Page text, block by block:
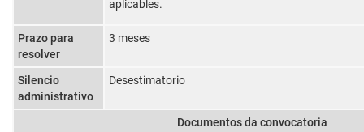
aplicables.
Prazo para
resolver
3 meses
Silencio
administrativo
Desestimatorio
Documentos da convocatoria